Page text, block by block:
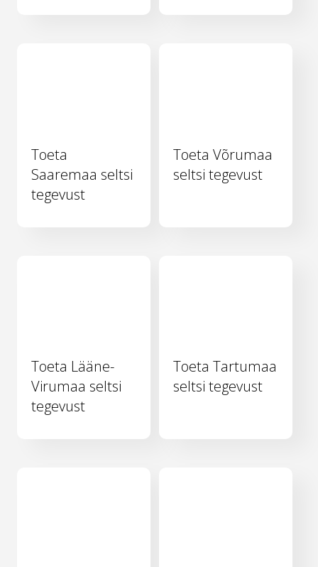
Toeta
Saaremaa seltsi
tegevust
Toeta Võrumaa
seltsi tegevust
Toeta Lääne-
Virumaa seltsi
tegevust
Toeta Tartumaa
seltsi tegevust